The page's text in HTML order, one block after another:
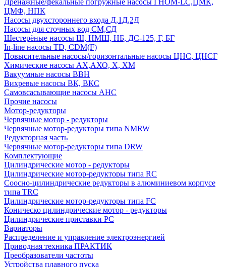
Дренажные/фекальные погружные насосы ГНОМ-LC,ЦМК,
ЦМФ, НПК
Насосы двухстороннего входа Д,1Д,2Д
Насосы для сточных вод СМ,СД
Шестерёные насосы Ш, НМШ, НБ, ДС-125, Г, БГ
In-line насосы TD, CDM(F)
Повысительные насосы/горизонтальные насосы ЦНС, ЦНСГ
Химические насосы АХ,АХО, Х, ХМ
Вакуумные насосы ВВН
Вихревые насосы ВК, ВКС
Самовсасывающие насосы АНС
Прочие насосы
Мотор-редукторы
Червячные мотор - редукторы
Червячные мотор-редукторы типа NMRW
Редукторная часть
Червячные мотор-редукторы типа DRW
Комплектующие
Цилиндрические мотор - редукторы
Цилиндрические мотор-редукторы типа RC
Соосно-цилиндрические редукторы в алюминиевом корпусе
типа TRC
Цилиндрические мотор-редукторы типа FC
Коническо цилиндрические мотор - редукторы
Цилиндрические приставки PC
Вариаторы
Распределение и управление электроэнергией
Приводная техника ПРАКТИК
Преобразователи частоты
Устройства плавного пуска